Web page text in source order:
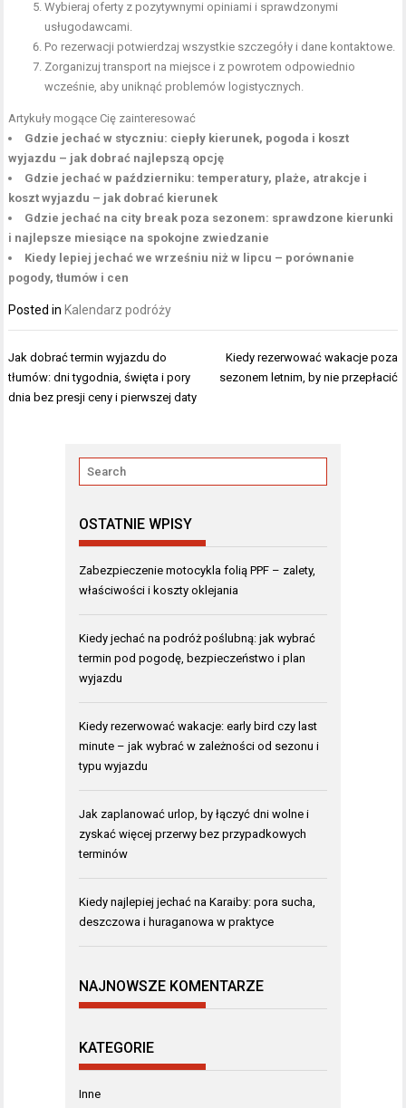
Wybieraj oferty z pozytywnymi opiniami i sprawdzonymi
usługodawcami.
Po rezerwacji potwierdzaj wszystkie szczegóły i dane kontaktowe.
Zorganizuj transport na miejsce i z powrotem odpowiednio
wcześnie, aby uniknąć problemów logistycznych.
Artykuły mogące Cię zainteresować
Gdzie jechać w styczniu: ciepły kierunek, pogoda i koszt
wyjazdu – jak dobrać najlepszą opcję
Gdzie jechać w październiku: temperatury, plaże, atrakcje i
koszt wyjazdu – jak dobrać kierunek
Gdzie jechać na city break poza sezonem: sprawdzone kierunki
i najlepsze miesiące na spokojne zwiedzanie
Kiedy lepiej jechać we wrześniu niż w lipcu – porównanie
pogody, tłumów i cen
Posted in Kalendarz podróży
Nawigacja
wpisu
Jak dobrać termin wyjazdu do
tłumów: dni tygodnia, święta i pory
dnia bez presji ceny i pierwszej daty
Kiedy rezerwować wakacje poza
sezonem letnim, by nie przepłacić
OSTATNIE WPISY
Zabezpieczenie motocykla folią PPF – zalety,
właściwości i koszty oklejania
Kiedy jechać na podróż poślubną: jak wybrać
termin pod pogodę, bezpieczeństwo i plan
wyjazdu
Kiedy rezerwować wakacje: early bird czy last
minute – jak wybrać w zależności od sezonu i
typu wyjazdu
Jak zaplanować urlop, by łączyć dni wolne i
zyskać więcej przerwy bez przypadkowych
terminów
Kiedy najlepiej jechać na Karaiby: pora sucha,
deszczowa i huraganowa w praktyce
NAJNOWSZE KOMENTARZE
KATEGORIE
Inne